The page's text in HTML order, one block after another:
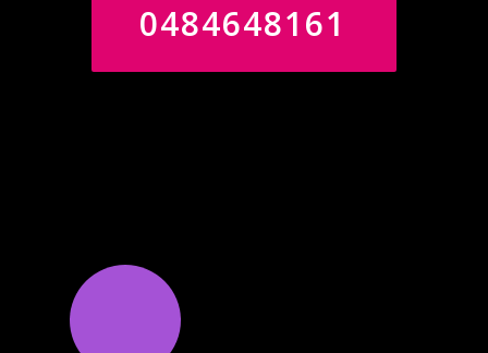
0484648161